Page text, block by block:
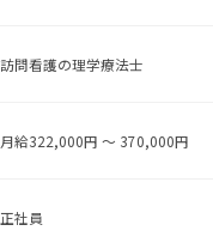
訪問看護の理学療法士
月給322,000円 ～ 370,000円
正社員